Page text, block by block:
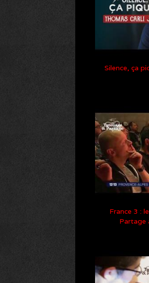
Silence, ça
France 3 :
Partage